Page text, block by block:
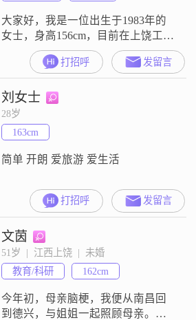
大家好，我是一位出生于1983年的
女士，身高156cm，目前在上饶工
作。我的月收入在5001到8000元之
间，拥有大学本科学历。我性格温
柔体贴，善解人意，总是希望能理
解他人的感受和需求。在生活中，
我独立自信，随和易相处，喜欢与
人真诚交流，建立真诚的关系。我
热爱生活，注重健康管理，喜欢通
过运动和合理饮食来保持身体健
打招呼 发留言
刘女士
28岁
163cm
简单 开朗 爱旅游 爱生活
打招呼 发留言
文茵
51岁  |  江西上饶  |  未婚
教育/科研
162cm
今年初，母亲脑梗，我便从南昌回
到德兴，与姐姐一起照顾母亲。现